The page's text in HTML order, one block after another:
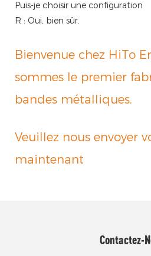
Puis-je choisir une configuration
R : Oui, bien sûr.
Bienvenue chez HiTo
sommes le premier
bandes métalliques.
Veuillez nous envoyer
maintenant
Contactez-